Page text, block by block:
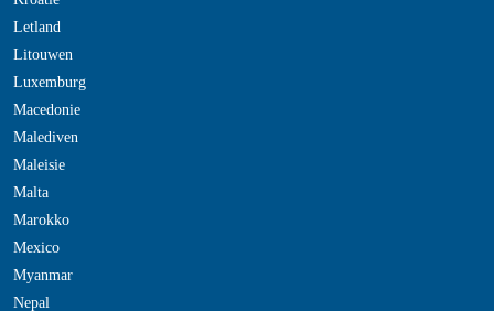
Letland
Litouwen
Luxemburg
Macedonie
Malediven
Maleisie
Malta
Marokko
Mexico
Myanmar
Nepal